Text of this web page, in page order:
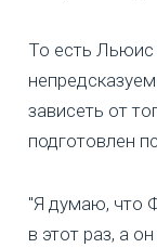
То есть Льюис
зависеть от
подготовлен
"Я думаю, что
в этот раз, а